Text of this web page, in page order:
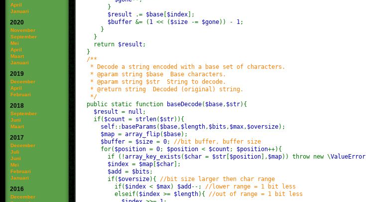
April
Januari
2020
November
September
Mei
April
Maart
Januari
2019
December
April
Februari
2018
September
Juni
Maart
2017
December
Juli
Juni
Mei
Februari
Januari
2016
December
}
$result
.= $base $index ];
$buffer &= ( 1 << ( $size -= $gone)) - 1;
}
}
return $result ;
}
/**
* Decode a string encoded with a base set of characters.
* @param string $base Base characters.
* @param string $str String to decode.
* @return string Decoded (original) string.
*/
public static function
baseDecode( $base, $str){
$result = null ;
if( $count = strlen( $str)){
self:: baseParams ( $base, $length, $bits , $max, $oversize);
$map = array_flip( $base);
$buffer = $size = 0; //bit buffer, buffer size
for( $position = 0; $position < $count ; $position++){
if (!array_key_exists ( $char = $str $position ], $map)) throw new \ValueError
$index = $map $char ];
$add = $bits ;
if( $oversize){ //bit size larger then char range
if( $index < $max) $add --; //lower range = 1 bit less
elseif( $index >= $length){ //out of range = 1 bit less